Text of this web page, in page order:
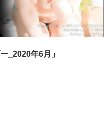
_2020年6月」